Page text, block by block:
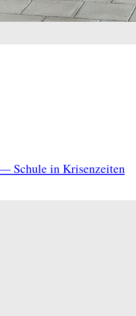
Schule in Krisenzeiten